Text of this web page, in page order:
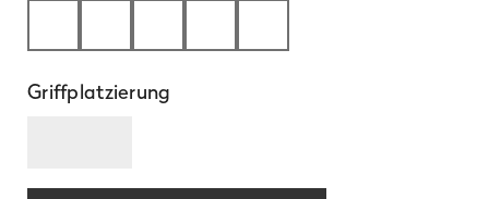
Griffplatzierung